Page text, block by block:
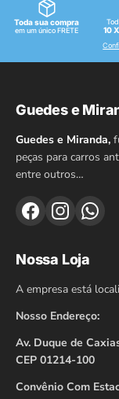
Toda sua compra
em um único FRETE 10
Guedes e
Guedes e Miranda,
peças para carros
entre outros…
Nossa Loja
A empresa está
Nosso Endereço:
Av. Duque de
CEP 01214-100
Convênio Com